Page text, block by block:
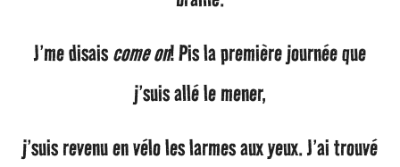
J’me disaiscome on! Pis la première journée que
j’suis allé le mener,
j’suis revenu en vélo les larmes aux yeux. J’ai trouvé